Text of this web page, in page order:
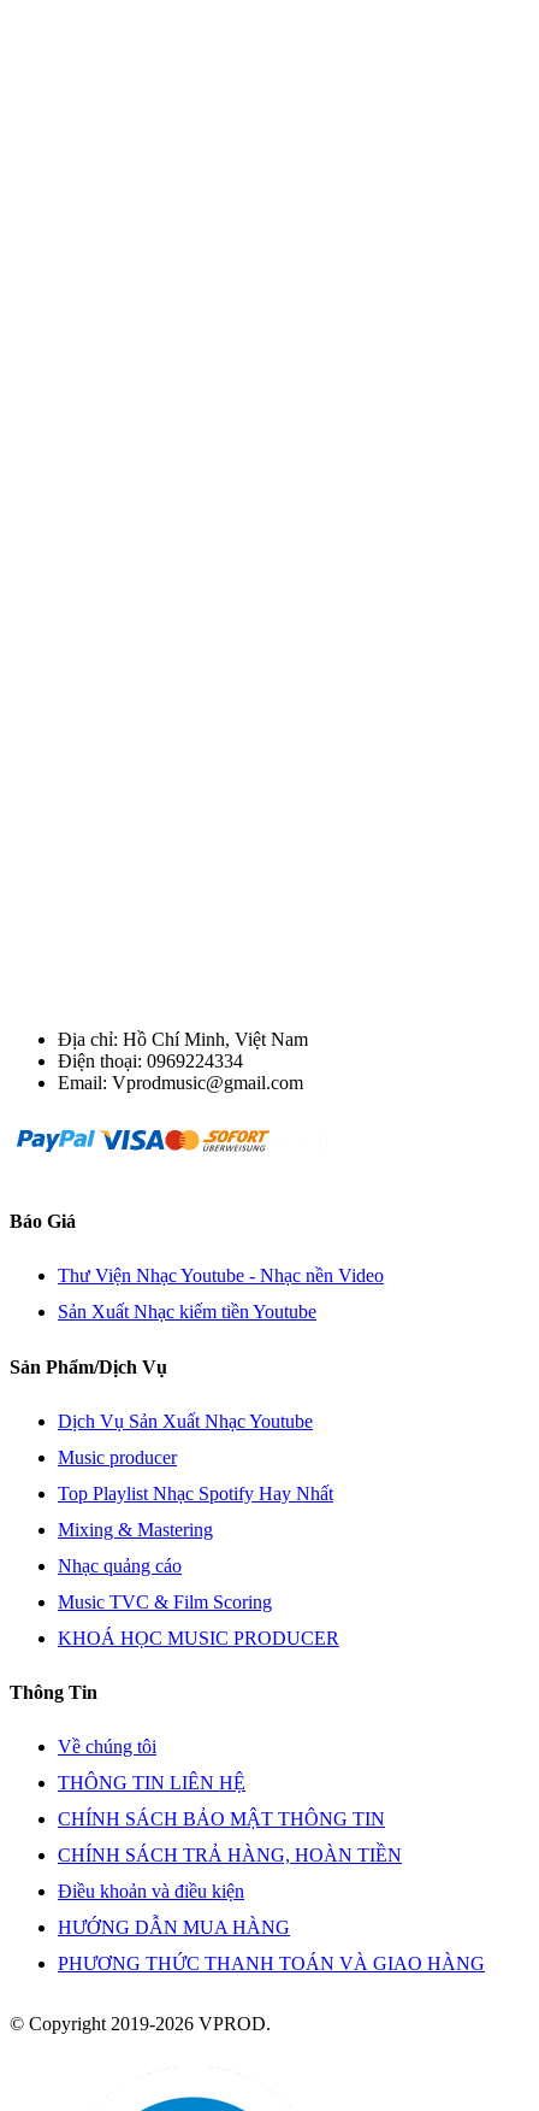
Địa chỉ: Hồ Chí Minh, Việt Nam
Điện thoại: 0969224334
Email: Vprodmusic@gmail.com
Báo Giá
Thư Viện Nhạc Youtube - Nhạc nền Video
Sản Xuất Nhạc kiếm tiền Youtube
Sản Phẩm/Dịch Vụ
Dịch Vụ Sản Xuất Nhạc Youtube
Music producer
Top Playlist Nhạc Spotify Hay Nhất
Mixing & Mastering
Nhạc quảng cáo
Music TVC & Film Scoring
KHOÁ HỌC MUSIC PRODUCER
Thông Tin
Về chúng tôi
THÔNG TIN LIÊN HỆ
CHÍNH SÁCH BẢO MẬT THÔNG TIN
CHÍNH SÁCH TRẢ HÀNG, HOÀN TIỀN
Điều khoản và điều kiện
HƯỚNG DẪN MUA HÀNG
PHƯƠNG THỨC THANH TOÁN VÀ GIAO HÀNG
© Copyright 2019-2026 VPROD.